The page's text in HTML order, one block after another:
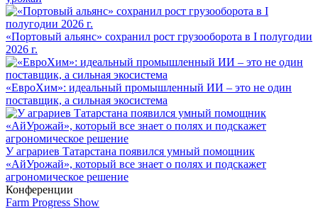
«Портовый альянс» сохранил рост грузооборота в I полугодии
2026 г.
«ЕвроХим»: идеальный промышленный ИИ – это не один
поставщик, а сильная экосистема
У аграриев Татарстана появился умный помощник
«АйУрожай», который все знает о полях и подскажет
агрономическое решение
Конференции
Farm Progress Show